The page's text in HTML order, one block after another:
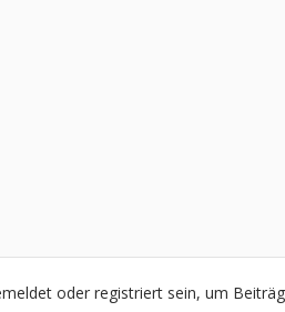
oder registriert sein, um